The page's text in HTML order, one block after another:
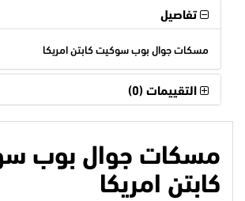
تفاصيل
مسكات جوال بوب سوكيت كابتن امريكا
التقييمات (0)
مسكات جوال بوب
كابتن امريكا